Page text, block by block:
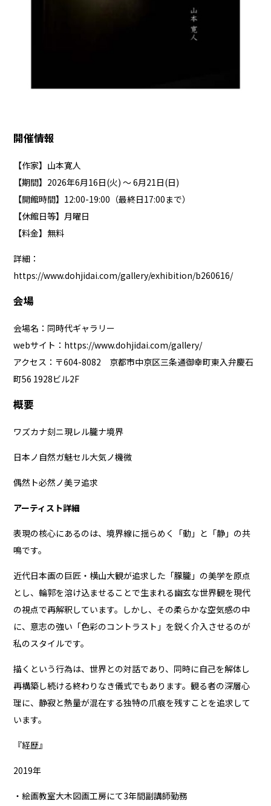
開催情報
【作家】山本寛人
【期間】2026年6月16日(火) ～ 6月21日(日)
【開館時間】12:00-19:00（最終日17:00まで）
【休館日等】月曜日
【料金】無料
詳細：
https://www.dohjidai.com/gallery/exhibition/b260616/
会場
会場名：同時代ギャラリー
webサイト： https://www.dohjidai.com/gallery/
アクセス：〒604-8082 京都市中京区三条通御幸町東入弁慶石
町56 1928ビル2F
概要
ワズカナ刻ニ現レル朧ナ境界
日本ノ自然ガ魅セル大気ノ機微
偶然ト必然ノ美ヲ追求
アーティスト詳細
表現の核心にあるのは、境界線に揺らめく「動」と「静」の共
鳴です。
近代日本画の巨匠・横山大観が追求した「朦朧」の美学を原点
とし、輪郭を溶け込ませることで生まれる幽玄な世界観を現代
の視点で再解釈しています。しかし、その柔らかな空気感の中
に、意志の強い「色彩のコントラスト」を鋭く介入させるのが
私のスタイルです。
描くという行為は、世界との対話であり、同時に自己を解体し
再構築し続ける終わりなき儀式でもあります。観る者の深層心
理に、静寂と熱量が混在する独特の爪痕を残すことを追求して
います。
『経歴』
2019年
・絵画教室大木図画工房にて3年間副講師勤務